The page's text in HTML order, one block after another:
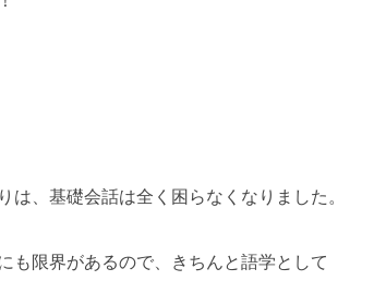
は、基礎会話は全く困らなくなりました。
も限界があるので、きちんと語学として